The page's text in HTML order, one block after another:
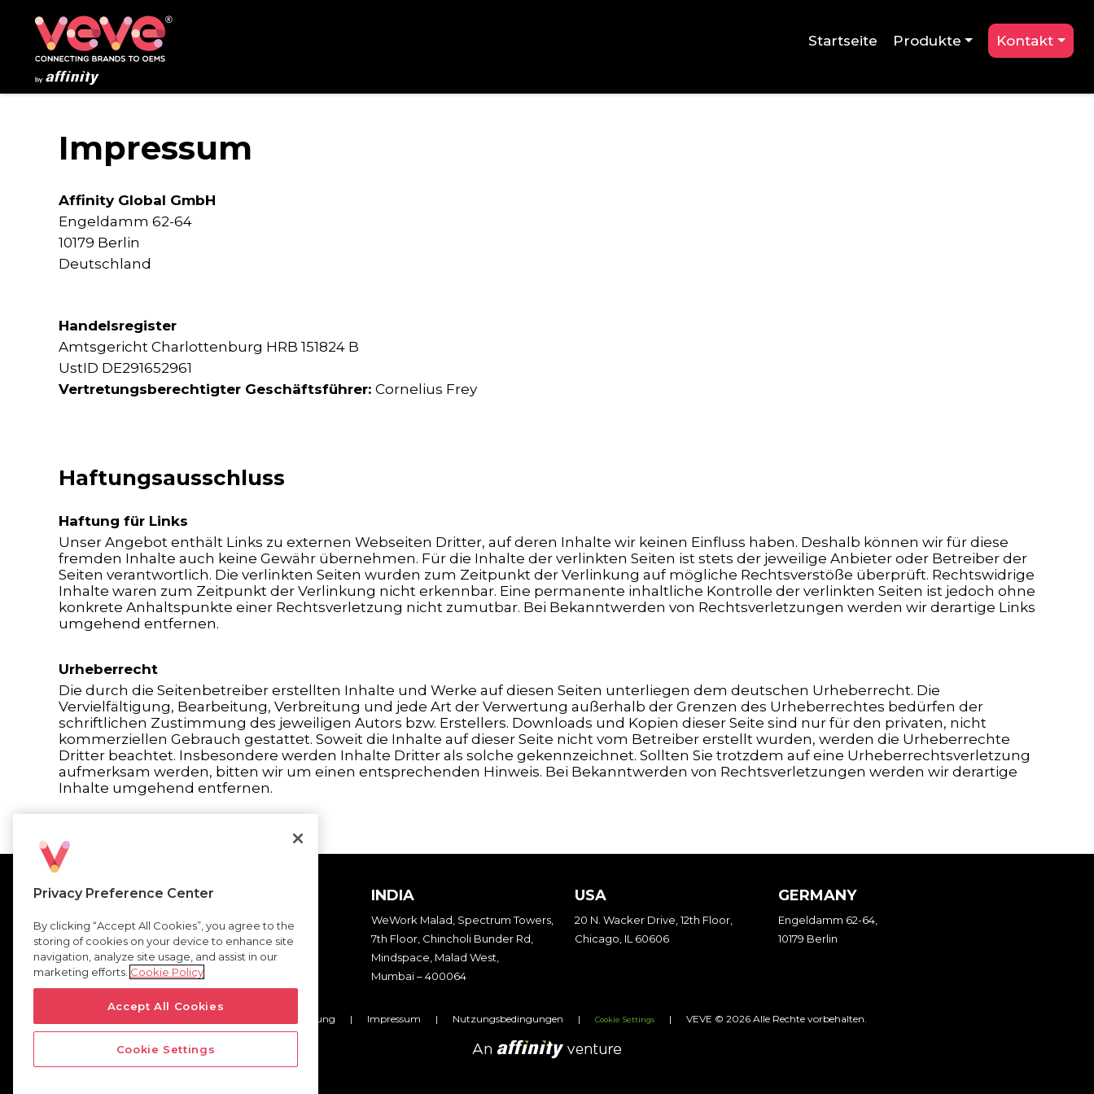
Startseite Produkte Kontakt
Impressum
Affinity Global GmbH
Engeldamm 62-64
10179 Berlin
Deutschland
Handelsregister
Amtsgericht Charlottenburg HRB 151824 B
UstID DE291652961
Vertretungsberechtigter Geschäftsführer: Cornelius Frey
Haftungsausschluss
Haftung für Links
Unser Angebot enthält Links zu externen Webseiten Dritter, auf deren Inhalte wir keinen Einfluss haben. Deshalb können wir für diese
fremden Inhalte auch keine Gewähr übernehmen. Für die Inhalte der verlinkten Seiten ist stets der jeweilige Anbieter oder Betreiber der
Seiten verantwortlich. Die verlinkten Seiten wurden zum Zeitpunkt der Verlinkung auf mögliche Rechtsverstöße überprüft. Rechtswidrige
Inhalte waren zum Zeitpunkt der Verlinkung nicht erkennbar. Eine permanente inhaltliche Kontrolle der verlinkten Seiten ist jedoch ohne
konkrete Anhaltspunkte einer Rechtsverletzung nicht zumutbar. Bei Bekanntwerden von Rechtsverletzungen werden wir derartige Links
umgehend entfernen.
Urheberrecht
Die durch die Seitenbetreiber erstellten Inhalte und Werke auf diesen Seiten unterliegen dem deutschen Urheberrecht. Die
Vervielfältigung, Bearbeitung, Verbreitung und jede Art der Verwertung außerhalb der Grenzen des Urheberrechtes bedürfen der
schriftlichen Zustimmung des jeweiligen Autors bzw. Erstellers. Downloads und Kopien dieser Seite sind nur für den privaten, nicht
kommerziellen Gebrauch gestattet. Soweit die Inhalte auf dieser Seite nicht vom Betreiber erstellt wurden, werden die Urheberrechte
Dritter beachtet. Insbesondere werden Inhalte Dritter als solche gekennzeichnet. Sollten Sie trotzdem auf eine Urheberrechtsverletzung
aufmerksam werden, bitten wir um einen entsprechenden Hinweis. Bei Bekanntwerden von Rechtsverletzungen werden wir derartige
Inhalte umgehend entfernen.
Tiles
Impact
App Install
Jobangebote
Kontakt
INDIA
WeWork Malad, Spectrum Towers,
7th Floor, Chincholi Bunder Rd,
Mindspace, Malad West,
Mumbai – 400064
USA
20 N. Wacker Drive, 12th Floor,
Chicago, IL 60606
GERMANY
Engeldamm 62-64,
10179 Berlin
Datenschutzerklärung | Impressum | Nutzungsbedingungen | Cookie Settings | VEVE © 2026 Alle Rechte vorbehalten.
Privacy Preference Center
By clicking “Accept All Cookies”, you agree to the
storing of cookies on your device to enhance site
navigation, analyze site usage, and assist in our
marketing efforts. Cookie Policy
Accept All Cookies
Cookie Settings